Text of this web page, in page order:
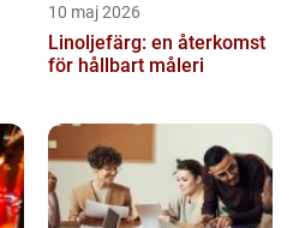
10 maj 2026
Linoljefärg: en återkomst
för hållbart måleri